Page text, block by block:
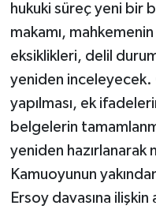
hukuki süreç yeni bir
makamı,
eksiklikleri, delil
yeniden
yapılması, ek
belgelerin
yeniden hazırlanarak
Kamuoyunun
Ersoy davasına